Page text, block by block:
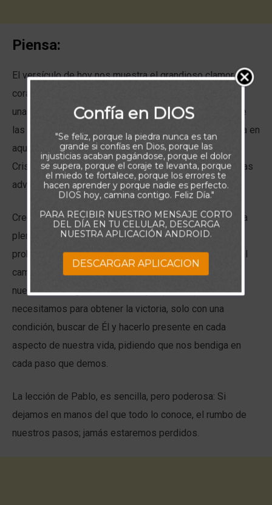
Piensa:
El versículo de hoy nos muestra el grandioso clamor del
corazón del apóstol Pablo mientras buscaba mantener
una relación de vida tan amplia y profunca con Dios que
las prueba y circunstancias apremiantes que transitaba en
aquel momento no fuesen notables. Es decir, tal como
Cristo lo hizo, Pablo seguiría su ejemplo y a pesar de las
adversidades se fortalecería en la debilidad.
Creo que esta es una lección sabia y clara para una vida
plena junto a Dios: a pesar de las muchas pruebas y
problemas que puedan desalentarnos y agotarnos en el
camino, debemos ser siempre conscientes de que
nuestro Padre guarda la fuerza y el poder que
necesitamos para obtener la victoria, solo con una
condición, buscar de Él y hacerlo presente en cada
aspecto de nuestra vida, pidiendo que nos bendiga en
cada paso que demos.
La lección de Pablo, es sencilla, pero poderosa: Si
dejamos en manos del que todo lo conoce, el rumbo de
nuestros pasos; jamás estaremos perdidos.
Confía en DIOS
"Se feliz, porque la piedra nunca es tan
grande si confías en Dios, porque las
injusticias acaban pagándose, porque el dolor
se supera, porque el coraje te levanta, porque
el miedo te fortalece, porque los errores te
hacen aprender y porque nadie es perfecto.
DIOS hoy, camina contigo. Feliz Día."
PARA RECIBIR NUESTRO MENSAJE CORTO
DEL DÍA EN TU CELULAR, DESCARGA
NUESTRA APLICACIÓN ANDROID.
DESCARGAR APLICACION